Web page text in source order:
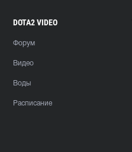
DOTA2 VIDEO
Форум
Видео
Воды
Расписание